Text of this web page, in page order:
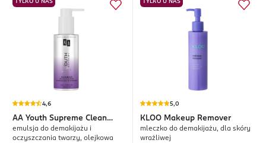
TYLKO U NAS
4,6
AA Youth Supreme Clean
Reset
emulsja do demakijażu i
oczyszczania twarzy, olejkowa
TYLKO U NAS
5,0
KLOO Makeup Remover
mleczko do demakijażu, dla skóry
wrażliwej